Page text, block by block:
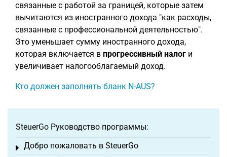
связанные с работой за границей, которые затем
вычитаются из иностранного дохода "как расходы,
связанные с профессиональной деятельностью".
Это уменьшает сумму иностранного дохода,
которая включается в прогрессивный налог и
увеличивает налогооблагаемый доход.
Кто должен заполнять бланк N-AUS?
SteuerGo Руководство программы:
Добро пожаловать в SteuerGo
Toggle menu